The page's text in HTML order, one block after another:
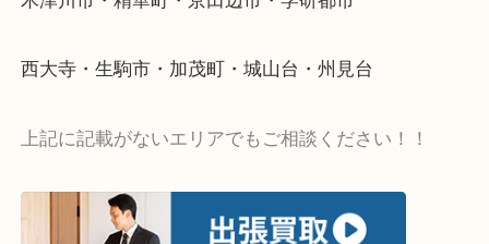
・出張買取エリア